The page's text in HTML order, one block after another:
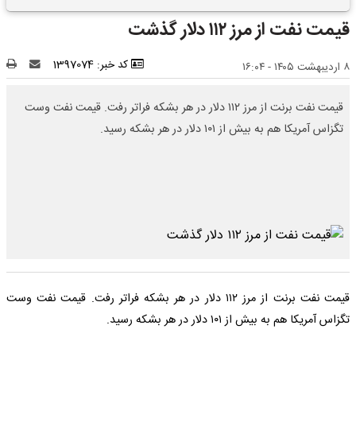
محاسبه می شود؟
قیمت نفت از مرز ۱۱۲ دلار گذشت
۸ اردیبهشت ۱۴۰۵ - ۱۶:۰۴ کد خبر: 1397074
قیمت نفت برنت از مرز ۱۱۲ دلار در هر بشکه فراتر رفت. قیمت نفت وست
تگزاس آمریکا هم به بیش از ۱۰۱ دلار در هر بشکه رسید.
قیمت نفت برنت از مرز ۱۱۲ دلار در هر بشکه فراتر رفت. قیمت نفت وست
تگزاس آمریکا هم به بیش از ۱۰۱ دلار در هر بشکه رسید.